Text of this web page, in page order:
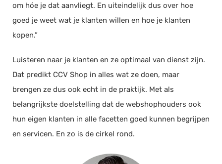
om hóe je dat aanvliegt. En uiteindelijk dus over hoe
goed je weet wat je klanten willen en hoe je klanten
kopen.”
Luisteren naar je klanten en ze optimaal van dienst zijn.
Dat predikt CCV Shop in alles wat ze doen, maar
brengen ze dus ook echt in de praktijk. Met als
belangrijkste doelstelling dat de webshophouders ook
hun eigen klanten in alle facetten goed kunnen begrijpen
en servicen. En zo is de cirkel rond.